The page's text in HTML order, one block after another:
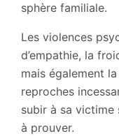
sphère familiale.
Les violences
d’empathie, la
mais également
reproches
subir à sa
à prouver.